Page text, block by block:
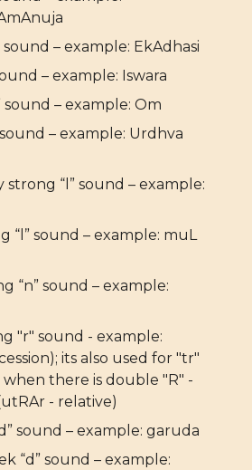
sound – example: EkAdhasi
– example: Iswara
sound – example: Om
– example: Urdhva
strong “l” sound – example:
“l” sound – example: muL
“n” sound – example:
"r" sound - example:
its also used for "tr"
there is double "R" -
- relative)
sound – example: garuda
“d” sound – example: